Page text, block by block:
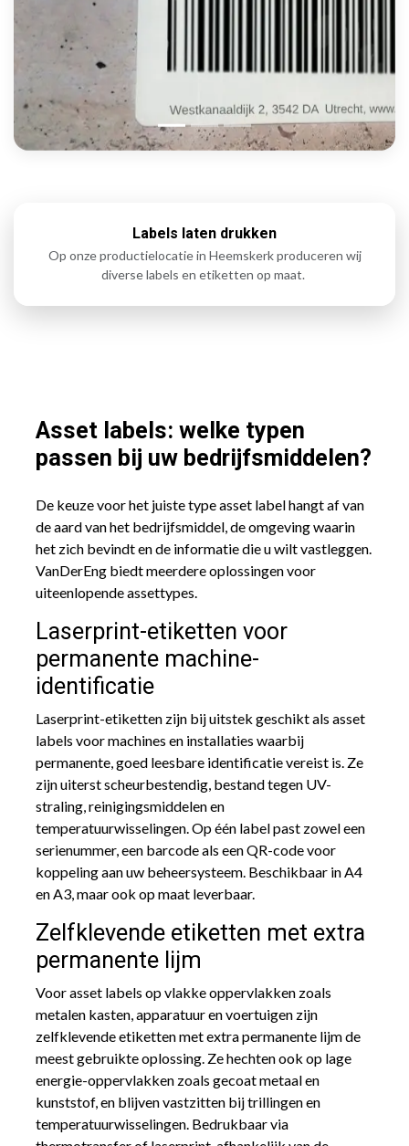
Labels laten drukken
Op onze productielocatie in Heemskerk produceren wij
diverse labels en etiketten op maat.
Asset labels: welke typen
passen bij uw bedrijfsmiddelen?
De keuze voor het juiste type asset label hangt af van
de aard van het bedrijfsmiddel, de omgeving waarin
het zich bevindt en de informatie die u wilt vastleggen.
VanDerEng biedt meerdere oplossingen voor
uiteenlopende assettypes.
Laserprint-etiketten voor
permanente machine-
identificatie
Laserprint-etiketten zijn bij uitstek geschikt als asset
labels voor machines en installaties waarbij
permanente, goed leesbare identificatie vereist is. Ze
zijn uiterst scheurbestendig, bestand tegen UV-
straling, reinigingsmiddelen en
temperatuurwisselingen. Op één label past zowel een
serienummer, een barcode als een QR-code voor
koppeling aan uw beheersysteem. Beschikbaar in A4
en A3, maar ook op maat leverbaar.
Zelfklevende etiketten met extra
permanente lijm
Voor asset labels op vlakke oppervlakken zoals
metalen kasten, apparatuur en voertuigen zijn
zelfklevende etiketten met extra permanente lijm de
meest gebruikte oplossing. Ze hechten ook op lage
energie-oppervlakken zoals gecoat metaal en
kunststof, en blijven vastzitten bij trillingen en
temperatuurwisselingen. Bedrukbaar via